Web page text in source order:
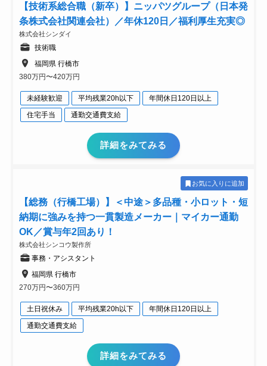
【技術系総合職（新卒）】ニッパツグループ（日本発
条株式会社関連会社）／年休120日／福利厚生充実◎
株式会社シンダイ
技術職
福岡県 行橋市
380万円〜420万円
未経験歓迎 平均残業20h以下
年間休日120日以上
住宅手当
通勤交通費支給
詳細をみてみる
お気に入りに追加
【総務（行橋工場）】＜中途＞多品種・小ロット・短
納期に強みを持つ一貫製造メーカー｜マイカー通勤
OK／賞与年2回あり！
株式会社シンコウ製作所
事務・アシスタント
福岡県 行橋市
270万円〜360万円
土日祝休み 平均残業20h以下
年間休日120日以上
通勤交通費支給
詳細をみてみる